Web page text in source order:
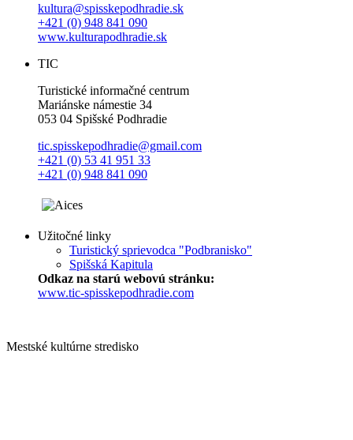
kultura@spisskepodhradie.sk
+421 (0) 948 841 090
www.kulturapodhradie.sk
TIC
Turistické informačné centrum
Mariánske námestie 34
053 04 Spišské Podhradie
tic.spisskepodhradie@gmail.com
+421 (0) 53 41 951 33
+421 (0) 948 841 090
Užitočné linky
Turistický sprievodca "Podbranisko"
Spišská Kapitula
Odkaz na starú webovú stránku:
www.tic-spisskepodhradie.com
Mestské kultúrne stredisko